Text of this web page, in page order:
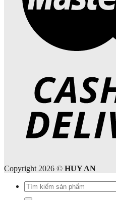
Copyright 2026 © HUY AN
Tìm
kiếm: